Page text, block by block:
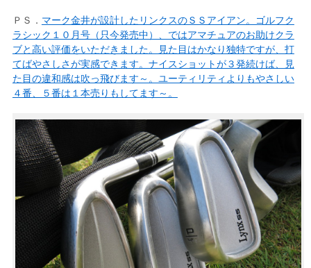
ＰＳ． マーク金井が設計したリンクスのＳＳアイアン。ゴルフク
ラシック１０月号（只今発売中）、ではアマチュアのお助けクラ
ブと高い評価をいただきました。見た目はかなり独特ですが、打
てばやさしさが実感できます。ナイスショットが３発続けば、見
た目の違和感は吹っ飛びます～。ユーティリティよりもやさしい
４番、５番は１本売りもしてます～。